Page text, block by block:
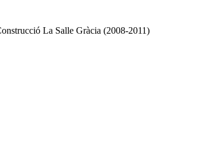
La Salle Gràcia (2008-2011)